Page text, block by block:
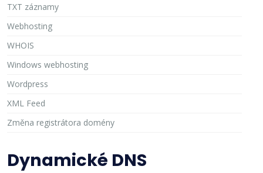
TXT záznamy
Webhosting
WHOIS
Windows webhosting
Wordpress
XML Feed
Změna registrátora domény
Dynamické DNS